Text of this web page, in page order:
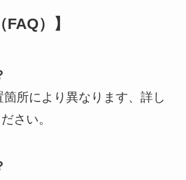
）】
所により異なります、詳し
さい。